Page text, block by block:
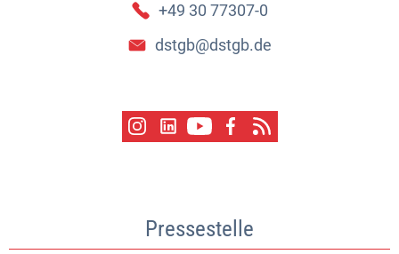
+49 30 77307-0
dstgb@dstgb.de
Pressestelle